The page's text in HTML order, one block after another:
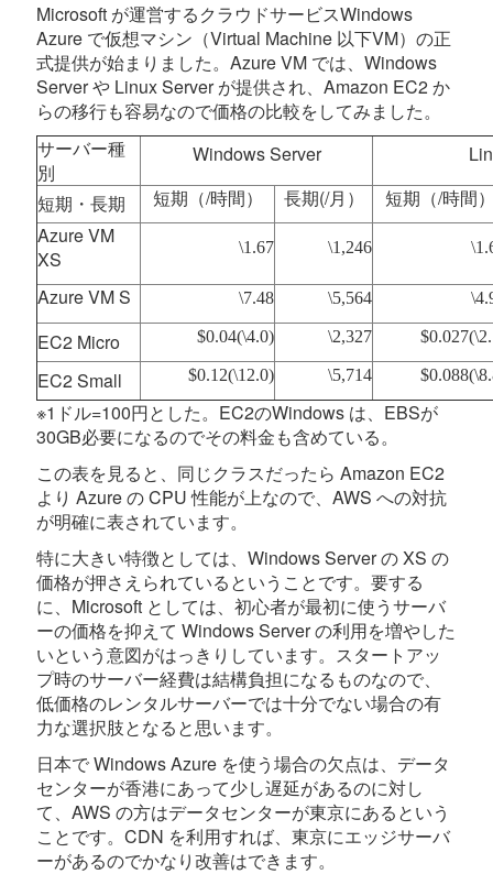
Microsoft が運営するクラウドサービスWindows
Azure で仮想マシン（Virtual Machine 以下VM）の正
式提供が始まりました。Azure VM では、Windows
Server や Linux Server が提供され、Amazon EC2 か
らの移行も容易なので価格の比較をしてみました。
サーバー種
別
Windows Server
短期・長期
短期（/時間） 長期(/月）
短期（/時間
Azure VM
XS
\1.67 \1,246
Azure VM S \7.48 \5,564
EC2 Micro $0.04(\4.0) \2,327
EC2 Small $0.12(\12.0) \5,714
※1ドル=100円とした。EC2のWindows は、EBSが
30GB必要になるのでその料金も含めている。
この表を見ると、同じクラスだったら Amazon EC2
より Azure の CPU 性能が上なので、AWS への対抗
が明確に表されています。
特に大きい特徴としては、Windows Server の XS の
価格が押さえられているということです。要する
に、Microsoft としては、初心者が最初に使うサーバ
ーの価格を抑えて Windows Server の利用を増やした
いという意図がはっきりしています。スタートアッ
プ時のサーバー経費は結構負担になるものなので、
低価格のレンタルサーバーでは十分でない場合の有
力な選択肢となると思います。
日本で Windows Azure を使う場合の欠点は、データ
センターが香港にあって少し遅延があるのに対し
て、AWS の方はデータセンターが東京にあるという
ことです。CDN を利用すれば、東京にエッジサーバ
ーがあるのでかなり改善はできます。